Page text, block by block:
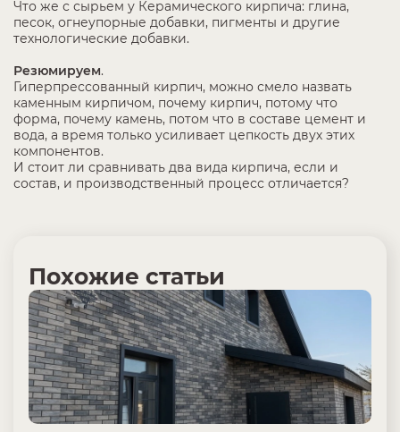
Что же с сырьем у Керамического кирпича: глина,
песок, огнеупорные добавки, пигменты и другие
технологические добавки.
Резюмируем.
Гиперпрессованный кирпич, можно смело назвать
каменным кирпичом, почему кирпич, потому что
форма, почему камень, потом что в составе цемент и
вода, а время только усиливает цепкость двух этих
компонентов.
И стоит ли сравнивать два вида кирпича, если и
состав, и производственный процесс отличается?
Похожие статьи